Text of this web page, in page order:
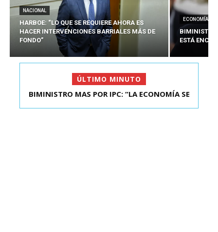
NACIONAL
HARBOE: “LO QUE SE REQUIERE AHORA ES
HACER INTERVENCIONES BARRIALES MÁS DE
FONDO”
ECONOMÍA
BIMINISTRO
ESTÁ
ÚLTIMO MINUTO
KAST SE REUNIÓ CON EL PRESIDENTE ELECTO DE
BIMINISTRO MAS POR IPC: “LA ECONOMÍA SE